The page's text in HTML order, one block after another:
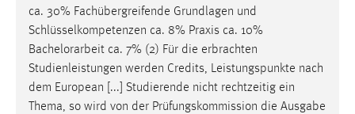
ca. 30% Fachübergreifende Grundlagen und
Schlüsselkompetenzen ca. 8% Praxis ca. 10%
Bachelorarbeit ca. 7% (2) Für die erbrachten
Studienleistungen werden Credits, Leistungspunkte nach
dem European [...] Studierende nicht rechtzeitig ein
Thema, so wird von der Prüfungskommission die Ausgabe